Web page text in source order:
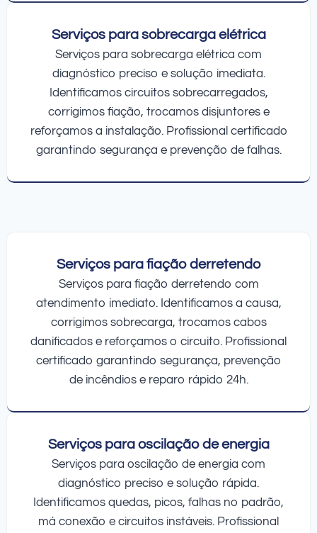
Serviços para sobrecarga elétrica
Serviços para sobrecarga elétrica com
diagnóstico preciso e solução imediata.
Identificamos circuitos sobrecarregados,
corrigimos fiação, trocamos disjuntores e
reforçamos a instalação. Profissional certificado
garantindo segurança e prevenção de falhas.
Serviços para fiação derretendo
Serviços para fiação derretendo com
atendimento imediato. Identificamos a causa,
corrigimos sobrecarga, trocamos cabos
danificados e reforçamos o circuito. Profissional
certificado garantindo segurança, prevenção
de incêndios e reparo rápido 24h.
Serviços para oscilação de energia
Serviços para oscilação de energia com
diagnóstico preciso e solução rápida.
Identificamos quedas, picos, falhas no padrão,
má conexão e circuitos instáveis. Profissional